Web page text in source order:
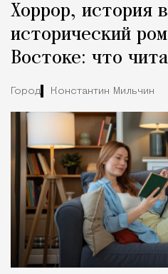
Хоррор, история
исторический
Востоке: что
Город Константин Мильчин